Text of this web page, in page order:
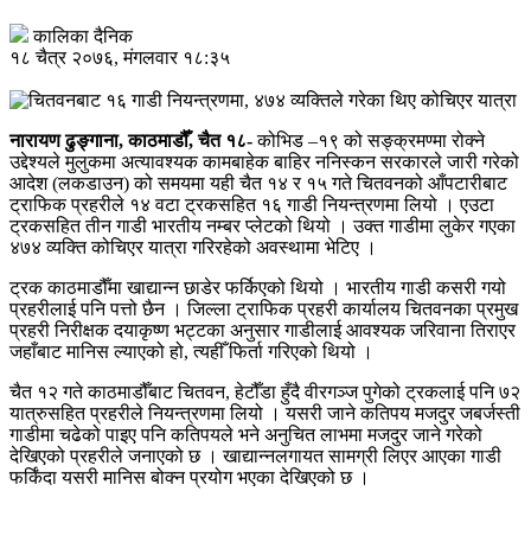
कालिका दैनिक
१८ चैत्र २०७६, मंगलवार १८:३५
नारायण ढुङ्गाना, काठमाडौँ, चैत १८-कोभिड –१९ को सङ्क्रमण्मा रोक्ने
उद्देश्यले मुलुकमा अत्यावश्यक कामबाहेक बाहिर ननिस्कन सरकारले जारी गरेको
आदेश (लकडाउन) को समयमा यही चैत १४ र १५ गते चितवनको आँपटारीबाट
ट्राफिक प्रहरीले १४ वटा ट्रकसहित १६ गाडी नियन्त्रणमा लियो । एउटा
ट्रकसहित तीन गाडी भारतीय नम्बर प्लेटको थियो । उक्त गाडीमा लुकेर गएका
४७४ व्यक्ति कोचिएर यात्रा गरिरहेको अवस्थामा भेटिए ।
ट्रक काठमाडौँमा खाद्यान्न छाडेर फर्किएको थियो । भारतीय गाडी कसरी गयो
प्रहरीलाई पनि पत्तो छैन । जिल्ला ट्राफिक प्रहरी कार्यालय चितवनका प्रमुख
प्रहरी निरीक्षक दयाकृष्ण भट्टका अनुसार गाडीलाई आवश्यक जरिवाना तिराएर
जहाँबाट मानिस ल्याएको हो, त्यहीँ फिर्ता गरिएको थियो ।
चैत १२ गते काठमाडौँबाट चितवन, हेटौँडा हुँदै वीरगञ्ज पुगेको ट्रकलाई पनि ७२
यात्रुसहित प्रहरीले नियन्त्रणमा लियो । यसरी जाने कतिपय मजदुर जबर्जस्ती
गाडीमा चढेको पाइए पनि कतिपयले भने अनुचित लाभमा मजदुर जाने गरेको
देखिएको प्रहरीले जनाएको छ । खाद्यान्नलगायत सामग्री लिएर आएका गाडी
फर्किंदा यसरी मानिस बोक्न प्रयोग भएका देखिएको छ ।